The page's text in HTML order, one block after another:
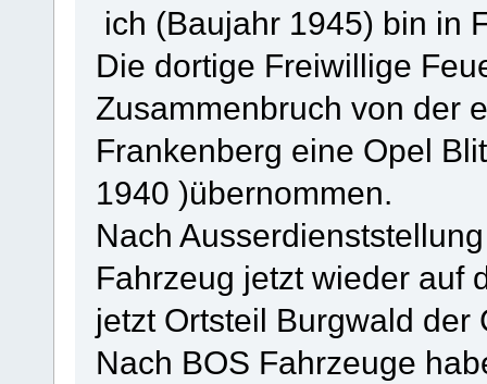
ich (Baujahr 1945) bin in
Die dortige Freiwillige
Zusammenbruch von der
Frankenberg eine Opel
1940 )übernommen.
Nach
Fahrzeug jetzt wieder auf
jetzt Ortsteil Burgwald der
Nach BOS Fahrzeuge